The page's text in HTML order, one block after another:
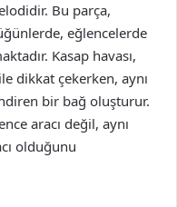
Bu parça,
eğlencelerde
Kasap havası,
dikkat çekerken, aynı
bir bağ oluşturur.
aracı değil, aynı
olduğunu